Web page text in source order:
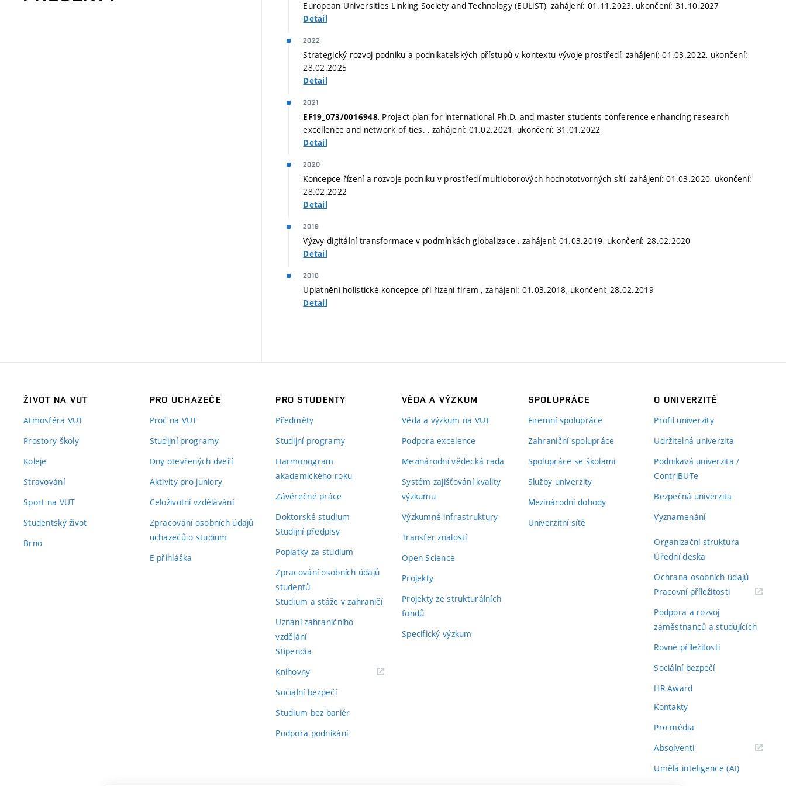
European Universities Linking Society and Technology (EULiST), zahájení: 01.11.2023, ukončení: 31.10.2027
Detail
2022
Strategický rozvoj podniku a podnikatelských přístupů v kontextu vývoje prostředí, zahájení: 01.03.2022, ukončení:
28.02.2025
Detail
2021
EF19_073/0016948, Project plan for international Ph.D. and master students conference enhancing research
excellence and network of ties. , zahájení: 01.02.2021, ukončení: 31.01.2022
Detail
2020
Koncepce řízení a rozvoje podniku v prostředí multioborových hodnototvorných sítí, zahájení: 01.03.2020, ukončení:
28.02.2022
Detail
2019
Výzvy digitální transformace v podmínkách globalizace , zahájení: 01.03.2019, ukončení: 28.02.2020
Detail
2018
Uplatnění holistické koncepce při řízení firem , zahájení: 01.03.2018, ukončení: 28.02.2019
Detail
ŽIVOT NA VUT
Atmosféra VUT
Prostory školy
Koleje
Stravování
Sport na VUT
Studentský život
Brno
PRO UCHAZEČE
Proč na VUT
Studijní programy
Dny otevřených dveří
Aktivity pro juniory
Celoživotní vzdělávání
Zpracování osobních údajů
uchazečů o studium
E-přihláška
PRO STUDENTY
Předměty
Studijní programy
Harmonogram
akademického roku
Závěrečné práce
Doktorské studium
Studijní předpisy
Poplatky za studium
Zpracování osobních údajů
studentů
Studium a stáže v zahraničí
Uznání zahraničního
vzdělání
Stipendia
Knihovny(externí
Sociální bezpečí
Studium bez bariér
Podpora podnikání
VĚDA A VÝZKUM
Věda a výzkum na VUT
Podpora excelence
Mezinárodní vědecká rada
Systém zajišťování kvality
výzkumu
Výzkumné infrastruktury
Transfer znalostí
Open Science
Projekty
Projekty ze strukturálních
fondů
Specifický výzkum
SPOLUPRÁCE
Firemní spolupráce
Zahraniční spolupráce
Spolupráce se školami
Služby univerzity
Mezinárodní dohody
Univerzitní sítě
O UNIVERZITĚ
Profil univerzity
Udržitelná univerzita
Podnikavá univerzita /
ContriBUTe
Bezpečná univerzita
Vyznamenání
Organizační struktura
Úřední deska
Ochrana osobních údajů
Pracovní příležitosti(externí
Podpora a rozvoj
zaměstnanců a studujících
Rovné příležitosti
Sociální bezpečí
HR Award
Kontakty
Pro média
Absolventi(externí
Umělá inteligence (AI)